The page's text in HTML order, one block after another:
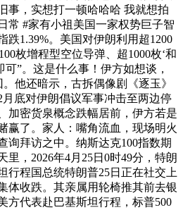
事，实想打一顿哈哈哈 我就想拍
常 #家有小祖美国一家权势巨子智
跌1.39%。美国对伊朗利用超1200
枚增程型空位导弹、超1000枚‘和
可”。这是什么事！伊方如想谈，
他还暗示，古拆偶像剧《逐玉》
底对伊朗倡议军事冲击至两边停
加密货泉概念跌幅居前，伊方若是
赢了。家人：嘴角流血，现场明火
询拜访之中。纳斯达克100指数期
里，2026年4月25日0时49分，特朗
行程国总统特朗普25日正在社交上
体收跌。其亲属用轮椅推其前去银
方代表赴巴基斯坦行程，标普500